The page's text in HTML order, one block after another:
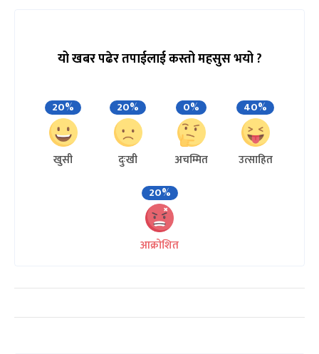
यो खबर पढेर तपाईलाई कस्तो महसुस भयो ?
20%
खुसी
20%
दुःखी
0%
अचम्मित
40%
उत्साहित
20%
आक्रोशित